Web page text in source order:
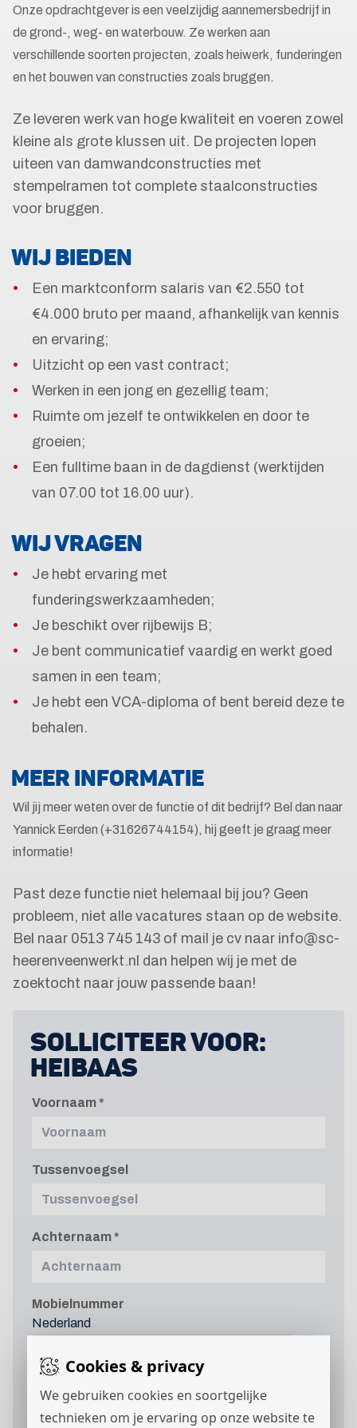
Cookies & privacy
We gebruiken cookies en soortgelijke
technieken om je ervaring op onze website te
Onze opdrachtgever is een veelzijdig aannemersbedrijf in
de grond-, weg- en waterbouw. Ze werken aan
verschillende soorten projecten, zoals heiwerk, funderingen
en het bouwen van constructies zoals bruggen.
Ze leveren werk van hoge kwaliteit en voeren zowel
kleine als grote klussen uit. De projecten lopen
uiteen van damwandconstructies met
stempelramen tot complete staalconstructies
voor bruggen.
WIJ BIEDEN
Een marktconform salaris van €2.550 tot
€4.000 bruto per maand, afhankelijk van kennis
en ervaring;
Uitzicht op een vast contract;
Werken in een jong en gezellig team;
Ruimte om jezelf te ontwikkelen en door te
groeien;
Een fulltime baan in de dagdienst (werktijden
van 07.00 tot 16.00 uur).
WIJ VRAGEN
Je hebt ervaring met
funderingswerkzaamheden;
Je beschikt over rijbewijs B;
Je bent communicatief vaardig en werkt goed
samen in een team;
Je hebt een VCA-diploma of bent bereid deze te
behalen.
MEER INFORMATIE
Wil jij meer weten over de functie of dit bedrijf? Bel dan naar
Yannick Eerden (+31626744154), hij geeft je graag meer
informatie!
Past deze functie niet helemaal bij jou? Geen
probleem, niet alle vacatures staan op de website.
Bel naar 0513 745 143 of mail je cv naar info@sc-
heerenveenwerkt.nl dan helpen wij je met de
zoektocht naar jouw passende baan!
SOLLICITEER VOOR:
HEIBAAS
Voornaam
Tussenvoegsel
Achternaam
Mobielnummer
Nederland